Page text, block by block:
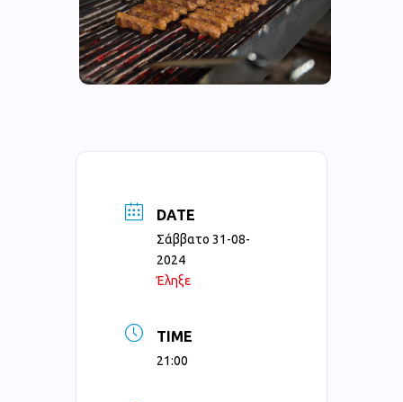
DATE
Σάββατο 31-08-
2024
Έληξε
TIME
21:00